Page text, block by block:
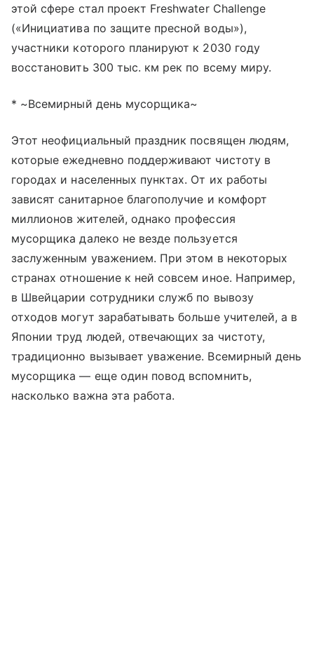
этой сфере стал проект Freshwater Challenge
(«Инициатива по защите пресной воды»),
участники которого планируют к 2030 году
восстановить 300 тыс. км рек по всему миру.
* ~Всемирный день мусорщика~
Этот неофициальный праздник посвящен людям,
которые ежедневно поддерживают чистоту в
городах и населенных пунктах. От их работы
зависят санитарное благополучие и комфорт
миллионов жителей, однако профессия
мусорщика далеко не везде пользуется
заслуженным уважением. При этом в некоторых
странах отношение к ней совсем иное. Например,
в Швейцарии сотрудники служб по вывозу
отходов могут зарабатывать больше учителей, а в
Японии труд людей, отвечающих за чистоту,
традиционно вызывает уважение. Всемирный день
мусорщика — еще один повод вспомнить,
насколько важна эта работа.